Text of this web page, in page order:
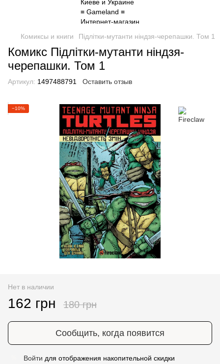
Комиксы и книги Підлітки-мутанти ніндзя-черепашки. Том 1
Комикс Підлітки-мутанти ніндзя-
черепашки. Том 1
Артикул: 1497488791 Оставить отзыв
−10%
Нет в наличии
162 грн 180 грн
Сообщить, когда появится
Войти для отображения накопительной скидки